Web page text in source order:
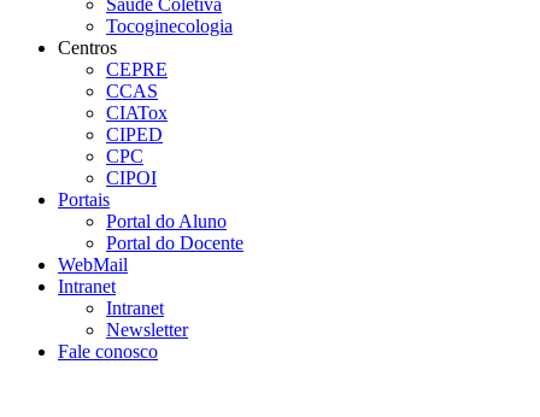
Saúde Coletiva
Tocoginecologia
Centros
CEPRE
CCAS
CIATox
CIPED
CPC
CIPOI
Portais
Portal do Aluno
Portal do Docente
WebMail
Intranet
Intranet
Newsletter
Fale conosco